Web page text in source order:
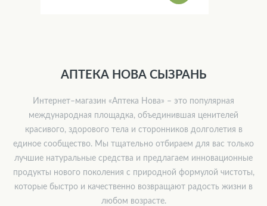
АПТЕКА НОВА СЫЗРАНЬ
Интернет–магазин «Аптека Нова» – это популярная
международная площадка, объединившая ценителей
красивого, здорового тела и сторонников долголетия в
единое сообщество. Мы тщательно отбираем для вас только
лучшие натуральные средства и предлагаем инновационные
продукты нового поколения с природной формулой чистоты,
которые быстро и качественно возвращают радость жизни в
любом возрасте.